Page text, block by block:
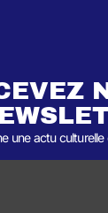
une actu